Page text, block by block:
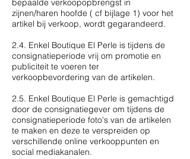
bepaalde verkoopopbrengst in
zijnen/haren hoofde ( cf bijlage 1) voor het
artikel bij verkoop, wordt gegarandeerd.
2.4. Enkel Boutique El Perle is tijdens de
consignatieperiode vrij om promotie en
publiciteit te voeren ter
verkoopbevordering van de artikelen.
2.5. Enkel Boutique El Perle is gemachtigd
door de consignatiegever om tijdens de
consignatieperiode foto's van de artikelen
te maken en deze te verspreiden op
verschillende online verkooppunten en
social mediakanalen.